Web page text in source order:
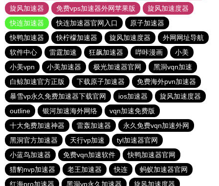
旋风加速器
免费vps加速器外网苹果版
旋风加速度器
快连加速器
快连加速器官网入口
原子加速器
快鸭加速器
快柠檬加速器 旋风加速度器
外网网址导航
软件中心
雷霆加速 狂飙加速器 哔咔漫画
小美
小美vpn
小美加速器 极光加速器官网
黑洞vqn加速
白鲸加速官方正版
下载原子加速器
免费海外pvn加速器
暴雪vp永久免费加速器下载官网
ios加速器
旋风加速度器
outline
银河加速海外网络
vqn加速免费版
十大免费加速神器
雷轰加速器
永久免费vqn加速外网
黑洞官方加速器
天行vp加速
tyl加速器官网
小蓝鸟加速器
免费vqn加速软件
快鸭加速器官网
猎豹nvp加速器
老王加速器 快连
蚂蚁加速器官网
红海pro加速器
黑洞vp永久加速器 旋风加速度器